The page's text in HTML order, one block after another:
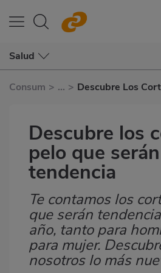
Salud
Consum > ... > Descubre Los
Descubre los
pelo que serán
tendencia
Subtítulo
Te contamos los
que serán
año, tanto para
para mujer.
nosotros lo más